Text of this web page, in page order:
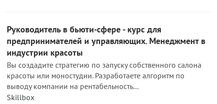
Руководитель в бьюти-сфере - курс для
предпринимателей и управляющих. Менеджмент в
индустрии красоты
Вы создадите стратегию по запуску собственного салона
красоты или моностудии. Разработаете алгоритм по
выводу компании на рентабельность...
Skillbox